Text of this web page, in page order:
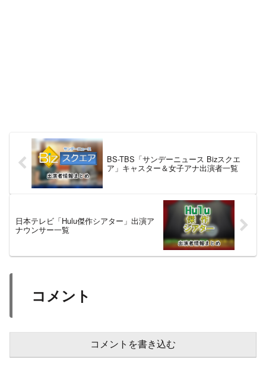
BS-TBS「サンデーニュース Bizスクエ
ア」キャスター＆女子アナ出演者一覧
日本テレビ「Hulu傑作シアター」出演ア
ナウンサー一覧
コメント
コメントを書き込む